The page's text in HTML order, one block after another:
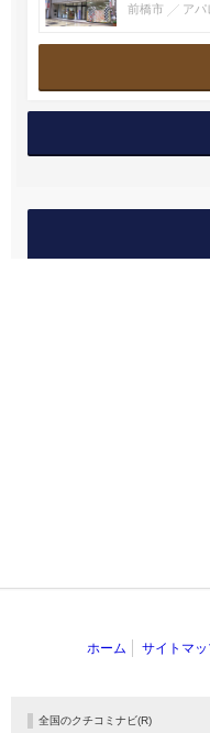
前橋市 アパ
ホーム サイトマッ
全国のクチコミナビ(R)